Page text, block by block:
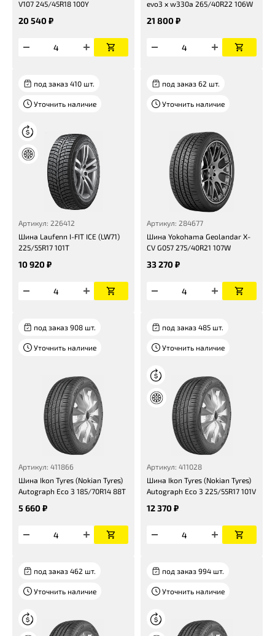
V107 245/45R18 100Y
20 540 ₽
evo3 x w330a 265/40R22 106W
21 800 ₽
под заказ 410 шт.
Уточнить наличие
Артикул: 226412
Шина Laufenn I-FIT ICE (LW71)
225/55R17 101T
10 920 ₽
под заказ 62 шт.
Уточнить наличие
Артикул: 284677
Шина Yokohama Geolandar X-
CV G057 275/40R21 107W
33 270 ₽
под заказ 908 шт.
Уточнить наличие
Артикул: 411866
Шина Ikon Tyres (Nokian Tyres)
Autograph Eco 3 185/70R14 88T
5 660 ₽
под заказ 485 шт.
Уточнить наличие
Артикул: 411028
Шина Ikon Tyres (Nokian Tyres)
Autograph Eco 3 225/55R17 101V
12 370 ₽
под заказ 462 шт.
Уточнить наличие
под заказ 994 шт.
Уточнить наличие